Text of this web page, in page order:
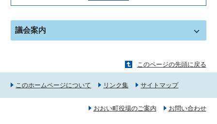
議会案内
このページの先頭に戻る
このホームページについて リンク集 サイトマップ
おおい町役場のご案内 お問い合わせ